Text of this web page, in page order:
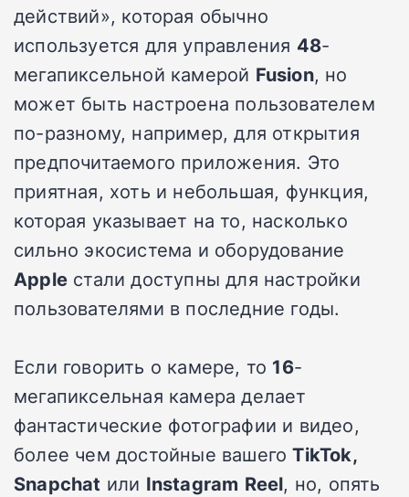
действий», которая обычно
используется для управления 48-
мегапиксельной камерой Fusion, но
может быть настроена пользователем
по-разному, например, для открытия
предпочитаемого приложения. Это
приятная, хоть и небольшая, функция,
которая указывает на то, насколько
сильно экосистема и оборудование
Apple стали доступны для настройки
пользователями в последние годы.
Если говорить о камере, то 16-
мегапиксельная камера делает
фантастические фотографии и видео,
более чем достойные вашегоTikTok,
Snapchat или Instagram Reel, но, опять